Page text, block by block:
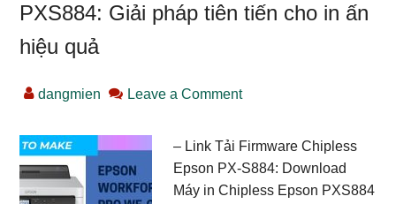
PXS884: Giải pháp tiên tiến cho in ấn
hiệu quả
dangmien Leave a Comment
– Link Tải Firmware Chipless
Epson PX-S884: Download
Máy in Chipless Epson PXS884